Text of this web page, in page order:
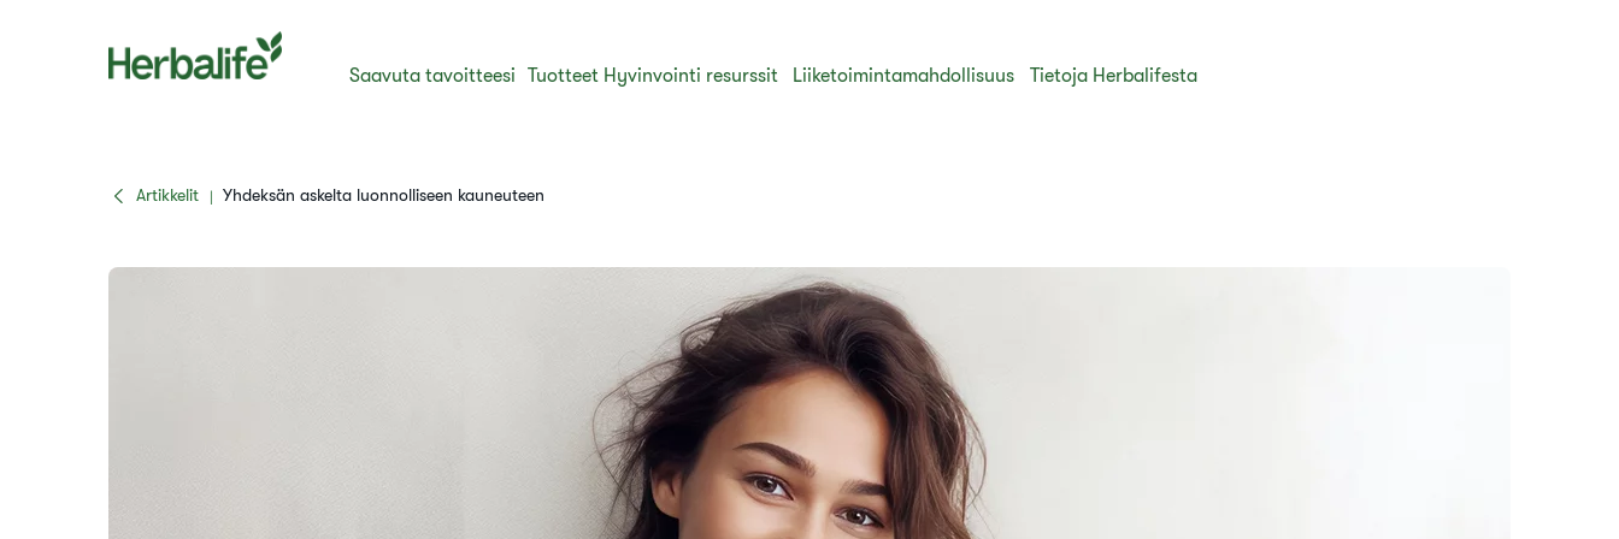
Saavuta tavoitteesi Tuotteet Hyvinvointi resurssit Liiketoimintamahdollisuus Tietoja Herbalifesta
Artikkelit | Yhdeksän askelta luonnolliseen kauneuteen